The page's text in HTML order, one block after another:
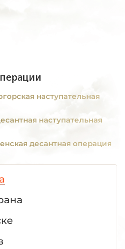
наступательная
наступательная
десантная операция